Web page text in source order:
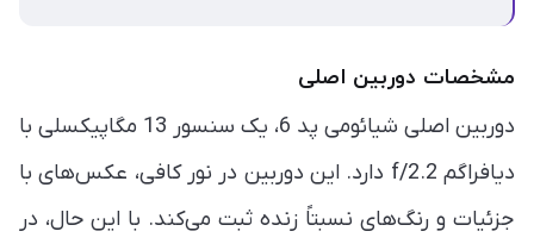
مشخصات دوربین اصلی
دوربین اصلی شیائومی پد 6، یک سنسور 13 مگاپیکسلی با
دیافراگم f/2.2 دارد. این دوربین در نور کافی، عکس‌های با
جزئیات و رنگ‌های نسبتاً زنده ثبت می‌کند. با این حال، در